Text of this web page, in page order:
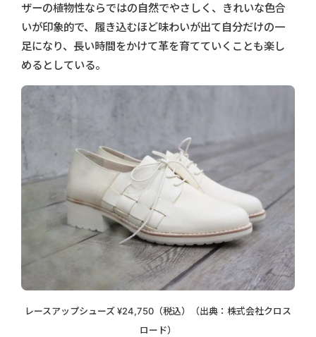
ザーの植物性ならではの自然でやさしく、きれいな色合
いが印象的で、履き込むほど味わいが出て自分だけの一
足になり、長い時間をかけて革を育てていくことも楽し
めるとしている。
レースアップシューズ ¥24,750（税込）（出典：株式会社クロス
ロード）